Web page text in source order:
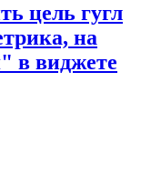
цель гугл
на
в виджете